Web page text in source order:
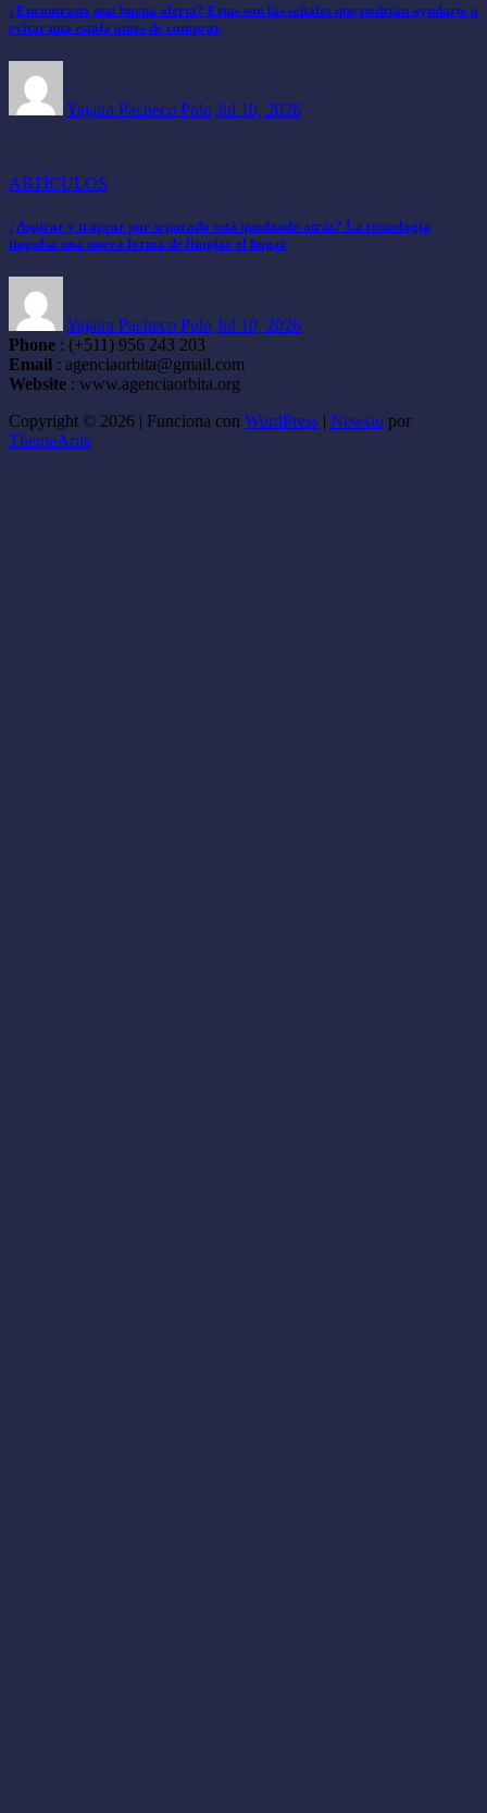
¿Encontraste una buena oferta? Estas son las señales que podrían ayudarte a
evitar una estafa antes de comprar
Yajaira Pacheco Polo Jul 10, 2026
ARTÍCULOS
¿Aspirar y trapear por separado está quedando atrás? La tecnología
impulsa una nueva forma de limpiar el hogar
Yajaira Pacheco Polo Jul 10, 2026
Phone : (+511) 956 243 203
Email : agenciaorbita@gmail.com
Website : www.agenciaorbita.org
Copyright © 2026 | Funciona con WordPress | Newsio por
ThemeArile